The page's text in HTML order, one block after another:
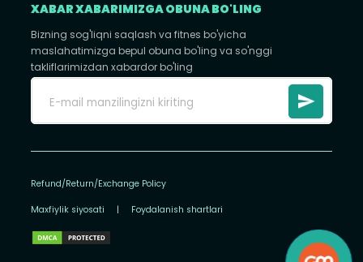
XABAR XABARIMIZGA OBUNA BO'LING
Bizning sog'liqni saqlash va fitnes bo'yicha
maslahatimizga bepul obuna bo'ling va so'nggi
takliflarimizdan xabardor bo'ling
Refund/Return/Exchange Policy
Maxfiylik siyosati | Foydalanish shartlari